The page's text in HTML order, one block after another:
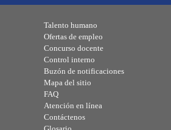
Talento humano
Ofertas de empleo
Concurso docente
Control interno
Buzón de notificaciones
Mapa del sitio
FAQ
Atención en línea
Contáctenos